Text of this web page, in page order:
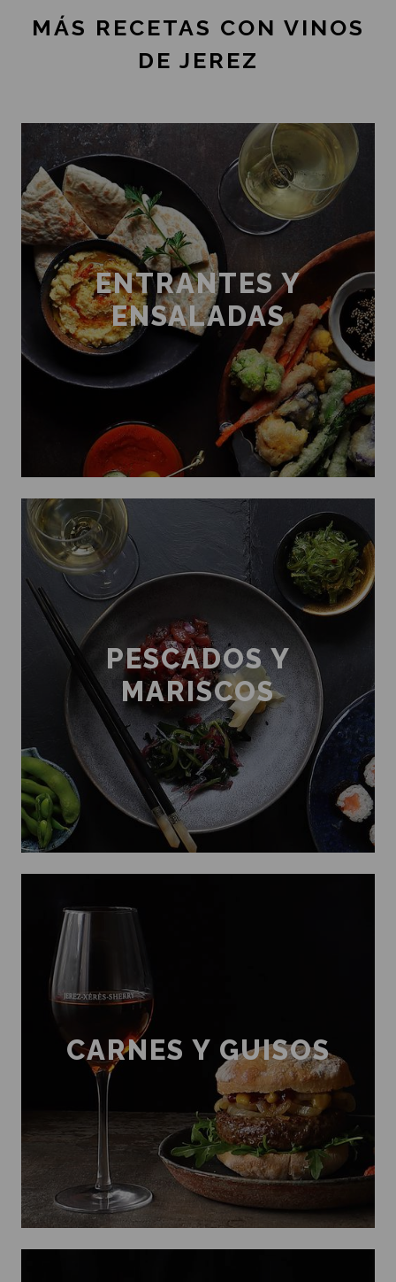
MÁS RECETAS CON VINOS
DE JEREZ
ENTRANTES Y
ENSALADAS
PESCADOS Y
MARISCOS
CARNES Y GUISOS